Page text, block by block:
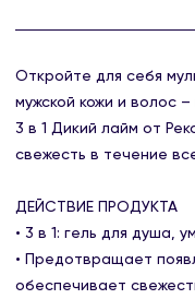
Откройте для себя
мужской кожи и волос
3 в 1 Дикий лайм от
свежесть в течение
ДЕЙСТВИЕ ПРОДУКТА
• 3 в 1: гель для душа,
• Предотвращает
обеспечивает